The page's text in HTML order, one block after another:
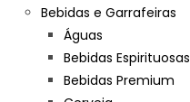
Bebidas e Garrafeiras
Águas
Bebidas Espirituosas
Bebidas Premium